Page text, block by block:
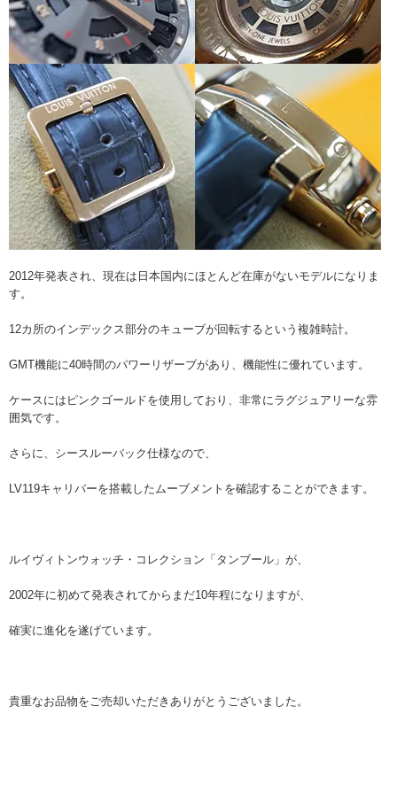
2012年発表され、現在は日本国内にほとんど在庫がないモデルになりま
す。
12カ所のインデックス部分のキューブが回転するという複雑時計。
GMT機能に40時間のパワーリザーブがあり、機能性に優れています。
ケースにはピンクゴールドを使用しており、非常にラグジュアリーな雰
囲気です。
さらに、シースルーバック仕様なので、
LV119キャリバーを搭載したムーブメントを確認することができます。
ルイヴィトンウォッチ・コレクション「タンブール」が、
2002年に初めて発表されてからまだ10年程になりますが、
確実に進化を遂げています。
貴重なお品物をご売却いただきありがとうございました。